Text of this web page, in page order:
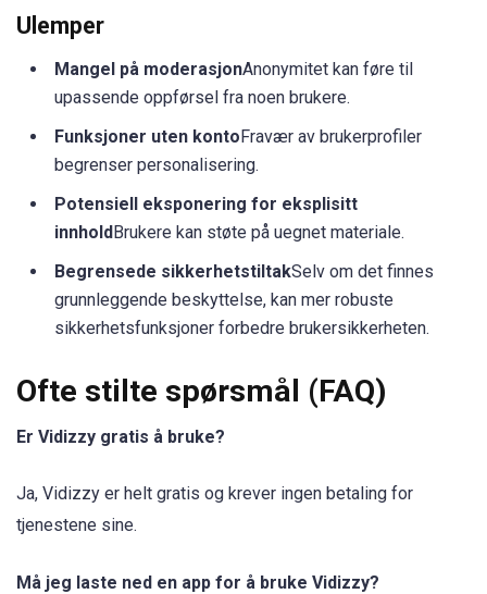
Ulemper
Mangel på moderasjonAnonymitet kan føre til
upassende oppførsel fra noen brukere.
Funksjoner uten kontoFravær av brukerprofiler
begrenser personalisering.
Potensiell eksponering for eksplisitt
innholdBrukere kan støte på uegnet materiale.
Begrensede sikkerhetstiltakSelv om det finnes
grunnleggende beskyttelse, kan mer robuste
sikkerhetsfunksjoner forbedre brukersikkerheten.
Ofte stilte spørsmål (FAQ)
Er Vidizzy gratis å bruke?
Ja, Vidizzy er helt gratis og krever ingen betaling for
tjenestene sine.
Må jeg laste ned en app for å bruke Vidizzy?